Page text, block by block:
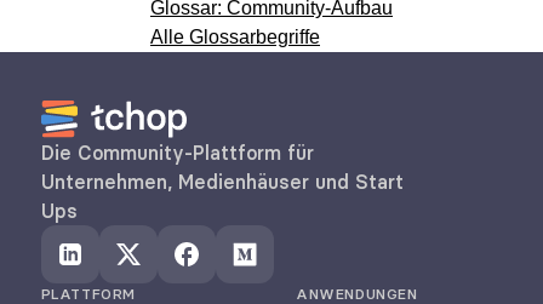
Glossar: Community-Aufbau
Alle Glossarbegriffe
Die Community-Plattform für
Unternehmen, Medienhäuser und Start
Ups
PLATTFORM ANWENDUNGEN